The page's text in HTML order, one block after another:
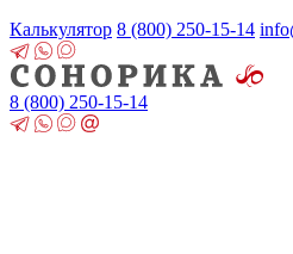
Калькулятор 8 (800) 250-15-14
8 (800) 250-15-14